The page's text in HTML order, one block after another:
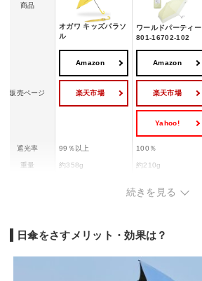
商品
オガワ キッズパラソ
ル
ワールドパーティー
801-16702-102
販売ページ
Amazon
楽天市場
Amazon
楽天市場
Yahoo!
遮光率 99％以上 100％
重量 約358g 約210g
約17×6cm
続きを見る
日傘をさすメリット・効果は？